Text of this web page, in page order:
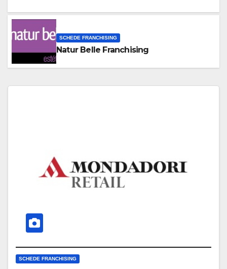
SCHEDE FRANCHISING
Natur Belle Franchising
SCHEDE FRANCHISING